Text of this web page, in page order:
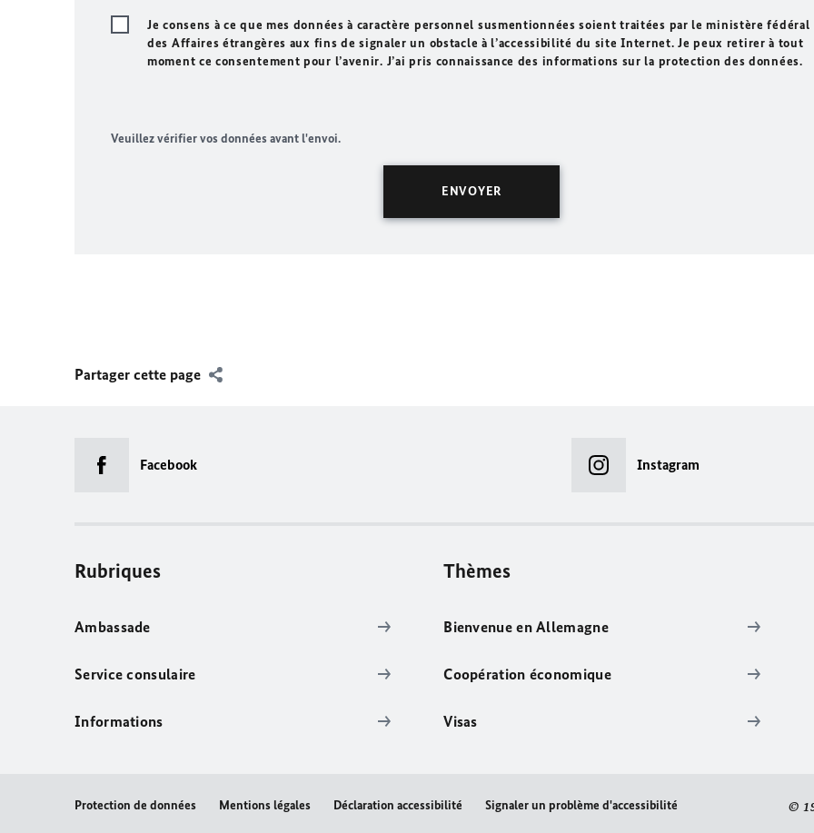
Je consens à ce que mes données à caractère personnel susmentionnées soient traitées par le ministère fédéral
des Affaires étrangères aux fins de signaler un obstacle à l’accessibilité du site Internet. Je peux retirer à tout
moment ce consentement pour l’avenir. J’ai pris connaissance des informations sur la protection des données.
Veuillez vérifier vos données avant l'envoi.
Partager cette page
Facebook Instagram
Rubriques
Ambassade
Service consulaire
Informations
Thèmes
Bienvenue en Allemagne
Coopération économique
Visas
Protection de données Mentions légales Déclaration accessibilité Signaler un problème d'accessibilité ©